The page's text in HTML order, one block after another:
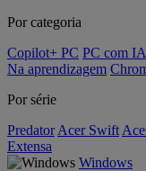
Por categoria
Copilot+ PC PC com IA
Na aprendizagem
Por série
Predator Acer Swift
Extensa
Windows